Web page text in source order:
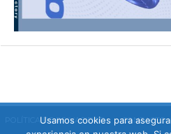
POLÍTICA DE PRIVACIDAD CONTACTO
Usamos cookies para